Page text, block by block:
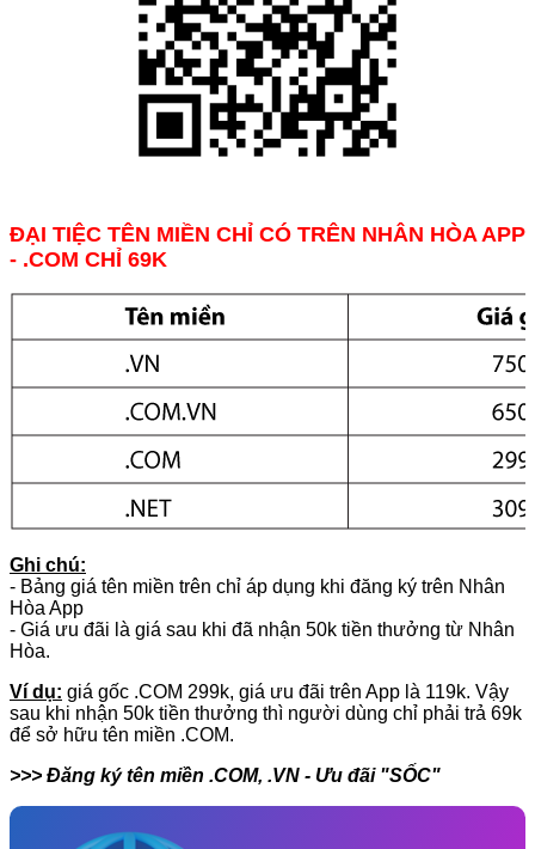
ĐẠI TIỆC TÊN MIỀN CHỈ CÓ TRÊN NHÂN HÒA APP
- .COM CHỈ 69K
Ghi chú:
- Bảng giá tên miền trên chỉ áp dụng khi đăng ký trên Nhân
Hòa App
- Giá ưu đãi là giá sau khi đã nhận 50k tiền thưởng từ Nhân
Hòa.
Ví dụ: giá gốc .COM 299k, giá ưu đãi trên App là 119k. Vậy
sau khi nhận 50k tiền thưởng thì người dùng chỉ phải trả 69k
để sở hữu tên miền .COM.
>>> Đăng ký tên miền .COM, .VN - Ưu đãi "SỐC"